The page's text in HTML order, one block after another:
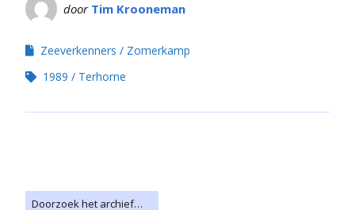
door Tim Krooneman
Zeeverkenners
Zomerkamp
1989
Terhorne